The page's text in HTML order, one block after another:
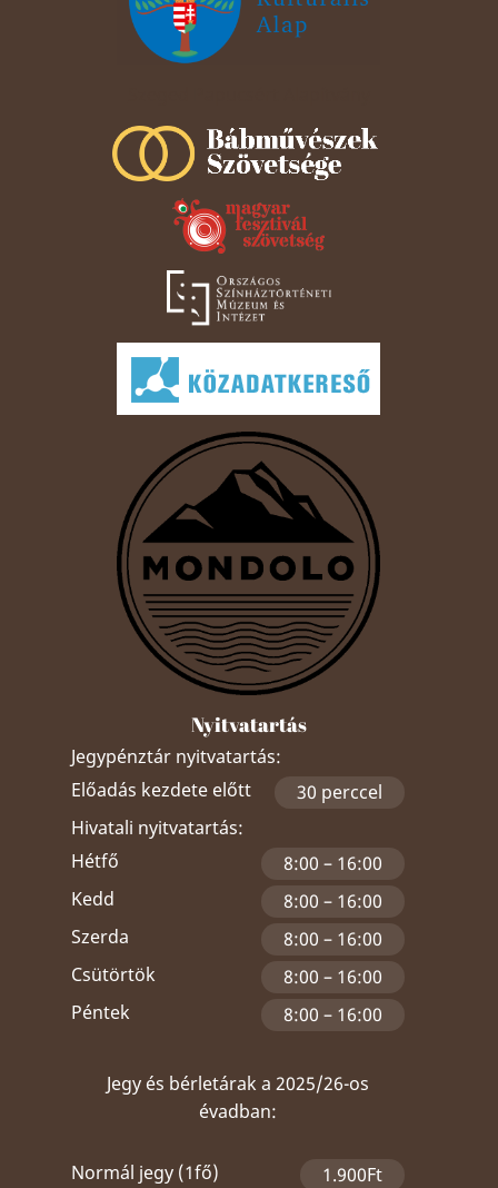
Nyitvatartás
Jegypénztár nyitvatartás:
Előadás kezdete előtt
30 perccel
Hivatali nyitvatartás:
Hétfő
8:00 – 16:00
Kedd
8:00 – 16:00
Szerda
8:00 – 16:00
Csütörtök
8:00 – 16:00
Péntek
8:00 – 16:00
Jegy és bérletárak a 2025/26-os
évadban:
Normál jegy (1fő)
1.900Ft